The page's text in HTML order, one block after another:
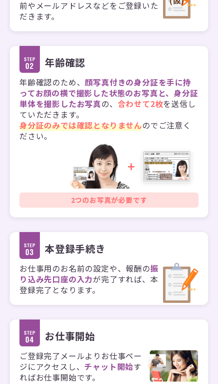
前やメールアドレスなどをご登録いた
だきます。
年齢確認
年齢確認のため、顔写真付きの身分証を手に持
ってお顔の横で撮影した状態のお写真と、身分証
単体を撮影したお写真の、 合わせて2枚を送信し
ていただきます。
身分証のみでは確認となりませんのでご注意く
ださい。
2つのお写真が必要です
本登録手続き
お仕事用のお名前の設定や、報酬の振
り込み先口座の入力が完了すれば、本
登録完了となります。
お仕事開始
ご登録完了メールよりお仕事ペー
ジにアクセスし、 チャット開始す
ればお仕事開始です。